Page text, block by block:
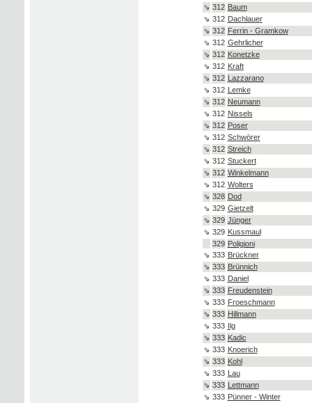
⇘ 312 Baum
⇘ 312 Dachlauer
⇘ 312 Ferrin - Gramkow
⇘ 312 Gehrlicher
⇘ 312 Konetzke
⇘ 312 Kraft
⇘ 312 Lazzarano
⇘ 312 Lemke
⇘ 312 Neumann
⇘ 312 Nissels
⇘ 312 Poser
⇘ 312 Schwörer
⇘ 312 Streich
⇘ 312 Stuckert
⇘ 312 Winkelmann
⇘ 312 Wolters
⇘ 328 Dod
⇘ 329 Gietzelt
⇘ 329 Jünger
⇘ 329 Kussmaul
329 Poligioni
⇘ 333 Brückner
⇘ 333 Brünnich
⇘ 333 Daniel
⇘ 333 Freudenstein
⇘ 333 Froeschmann
⇘ 333 Hillmann
⇘ 333 Ilg
⇘ 333 Kadic
⇘ 333 Knoerich
⇘ 333 Kohl
⇘ 333 Lau
⇘ 333 Lettmann
⇘ 333 Pünner - Winter